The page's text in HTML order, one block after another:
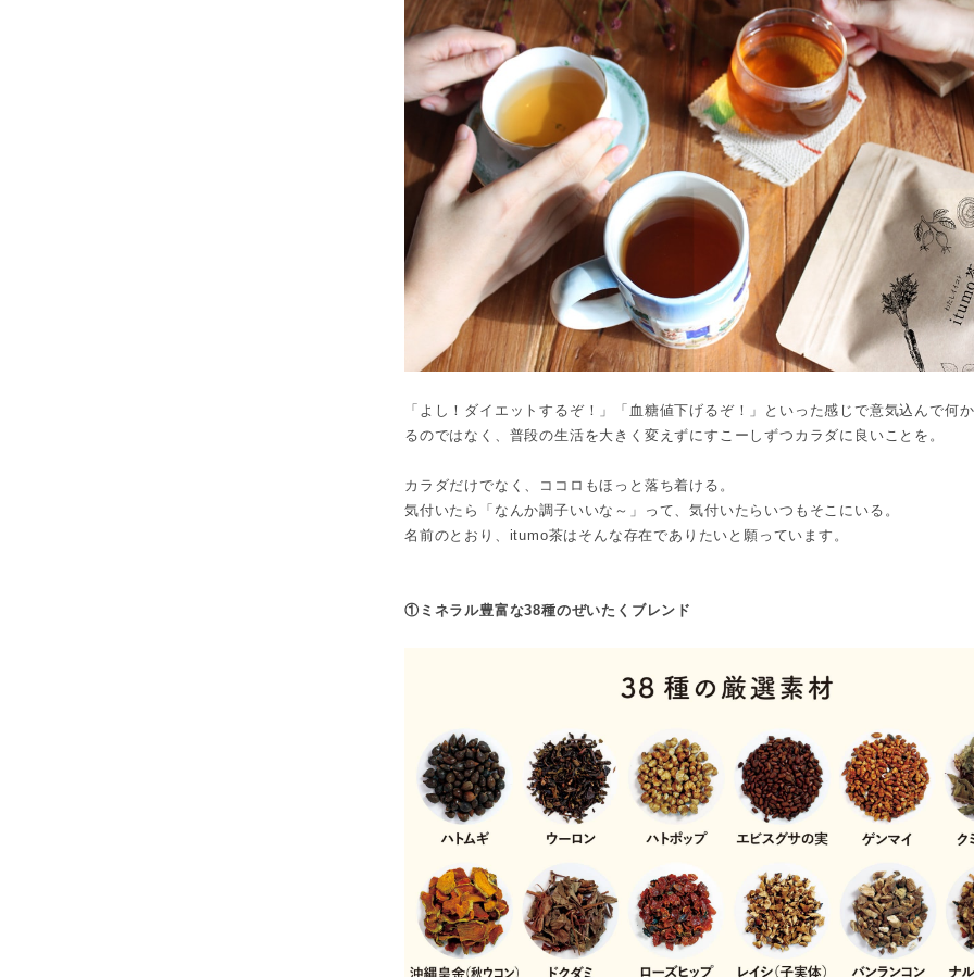
「よし！ダイエットするぞ！」「血糖値下げるぞ！」といった感じで意気込んで何
るのではなく、普段の生活を大きく変えずにすこーしずつカラダに良いことを。
カラダだけでなく、ココロもほっと落ち着ける。
気付いたら「なんか調子いいな～」って、気付いたらいつもそこにいる。
名前のとおり、itumo茶はそんな存在でありたいと願っています。
①ミネラル豊富な38種のぜいたくブレンド